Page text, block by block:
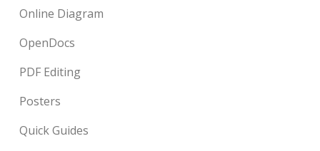
Online Diagram
OpenDocs
PDF Editing
Posters
Quick Guides